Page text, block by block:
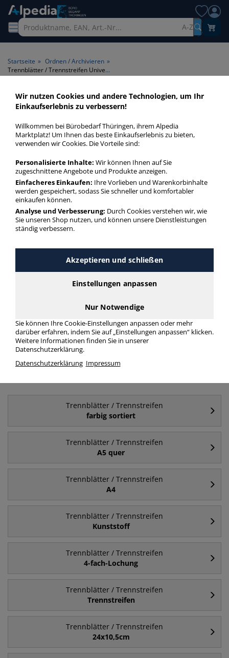
A-Z
Startseite » Ordnen / Archivieren »
Trennblätter / Trennstreifen Universallochung
Trennblätter / Trennstreifen
Universallochung > Lochung
Universallochung
Qualität zum günstigen Preis. Finden Sie schnell
Trennblätter / Trennstreifen Universallochung mit unserer
Filter-Funktion.
Trennblätter / Trennstreifen Universallochung
mehr Infos zur Kategorie
Trennstreifen Trennblätter
Trennblätter / Trennstreifen
farbig sortiert
Trennblätter / Trennstreifen
A5 quer
Trennblätter / Trennstreifen
A4
Trennblätter / Trennstreifen
Kunststoff
Trennblätter / Trennstreifen
4-fach-Lochung
Trennblätter / Trennstreifen
Trennstreifen
Trennblätter / Trennstreifen
24x10,5cm
Wir nutzen Cookies und andere Technologien, um Ihr
Einkaufserlebnis zu verbessern!
Willkommen bei Bürobedarf Thüringen, ihrem Alpedia
Marktplatz! Um Ihnen das beste Einkaufserlebnis zu bieten,
verwenden wir Cookies. Die Vorteile sind:
Personalisierte Inhalte: Wir können Ihnen auf Sie
zugeschnittene Angebote und Produkte anzeigen.
Einfacheres Einkaufen: Ihre Vorlieben und Warenkorbinhalte
werden gespeichert, sodass Sie schneller und komfortabler
einkaufen können.
Analyse und Verbesserung: Durch Cookies verstehen wir, wie
Sie unseren Shop nutzen, und können unsere Dienstleistungen
ständig verbessern.
Akzeptieren und schließen
Einstellungen anpassen
Nur Notwendige
Sie können Ihre Cookie-Einstellungen anpassen oder mehr
darüber erfahren, indem Sie auf „Einstellungen anpassen“ klicken.
Weitere Informationen finden Sie in unserer
Datenschutzerklärung.
Datenschutzerklärung Impressum